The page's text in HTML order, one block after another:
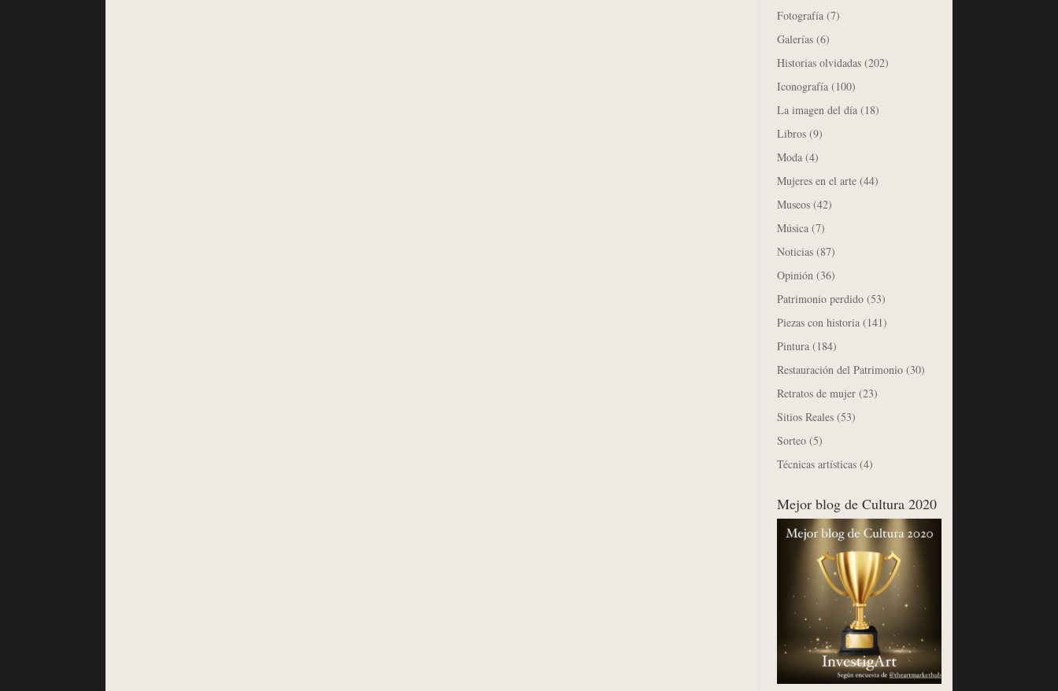
Fotografía (7)
Galerías (6)
Historias olvidadas (202)
Iconografía (100)
La imagen del día (18)
Libros (9)
Moda (4)
Mujeres en el arte (44)
Museos (42)
Música (7)
Noticias (87)
Opinión (36)
Patrimonio perdido (53)
Piezas con historia (141)
Pintura (184)
Restauración del Patrimonio (30)
Retratos de mujer (23)
Sitios Reales (53)
Sorteo (5)
Técnicas artísticas (4)
Mejor blog de Cultura 2020